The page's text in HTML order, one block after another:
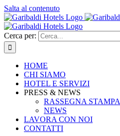
Salta al contenuto
Cerca per:
HOME
CHI SIAMO
HOTEL E SERVIZI
PRESS & NEWS
RASSEGNA STAMPA
NEWS
LAVORA CON NOI
CONTATTI